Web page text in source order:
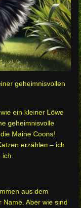
geheimnisvollen
ein kleiner Löwe
geheimnisvolle
Maine Coons!
erzählen – ich
aus dem
Name. Aber wie sind